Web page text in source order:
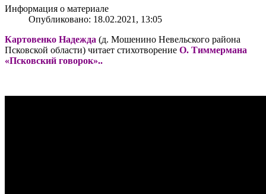
Информация о материале
Опубликовано: 18.02.2021, 13:05
Картовенко Надежда (д. Мошенино Невельского района
Псковской области) читает стихотворение О. Тиммермана
«Псковский говорок»..